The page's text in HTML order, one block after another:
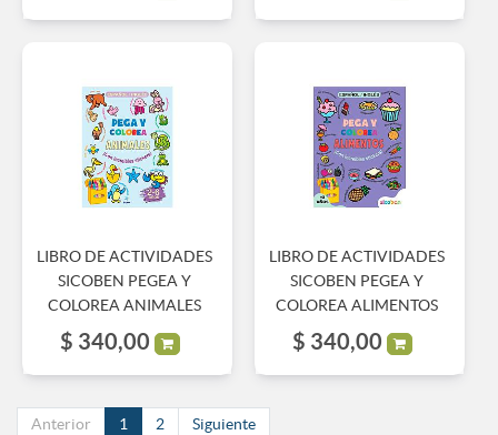
LIBRO DE ACTIVIDADES
SICOBEN PEGEA Y
COLOREA ANIMALES
$ 340,00
LIBRO DE ACTIVIDADES
SICOBEN PEGEA Y
COLOREA ALIMENTOS
$ 340,00
Anterior 1 2 Siguiente